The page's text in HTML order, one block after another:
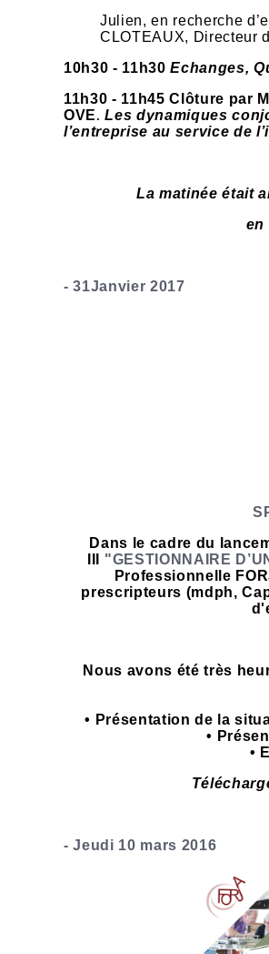
Julien, en recherche
CLOTEAUX, Directeur
10h30 - 11h30Echanges,
11h30 - 11h45 Clôture par
OVE.Les dynamiques
l’entreprise au service de
La matinée était
en
- 31Janvier 2017
Dans le cadre du
"GESTIONNAIRE
Professionnelle
prescripteurs (mdph,
Nous avons été très
• Présentation de la
•
•
- Jeudi 10 mars 2016